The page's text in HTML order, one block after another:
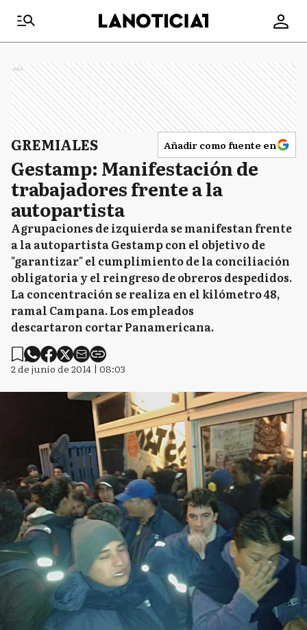
Ads
GREMIALES Añadir como fuente en
Gestamp: Manifestación de
trabajadores frente a la
autopartista
Agrupaciones de izquierda se manifestan frente
a la autopartista Gestamp con el objetivo de
"garantizar" el cumplimiento de la conciliación
obligatoria y el reingreso de obreros despedidos.
La concentración se realiza en el kilómetro 48,
ramal Campana. Los empleados
descartaron cortar Panamericana.
2 de junio de 2014 | 08:03